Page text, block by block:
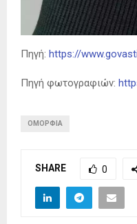
Πηγή: https://
Πηγή φωτογραφιών:
ΟΜΟΡΦΙΆ
SHARE 0